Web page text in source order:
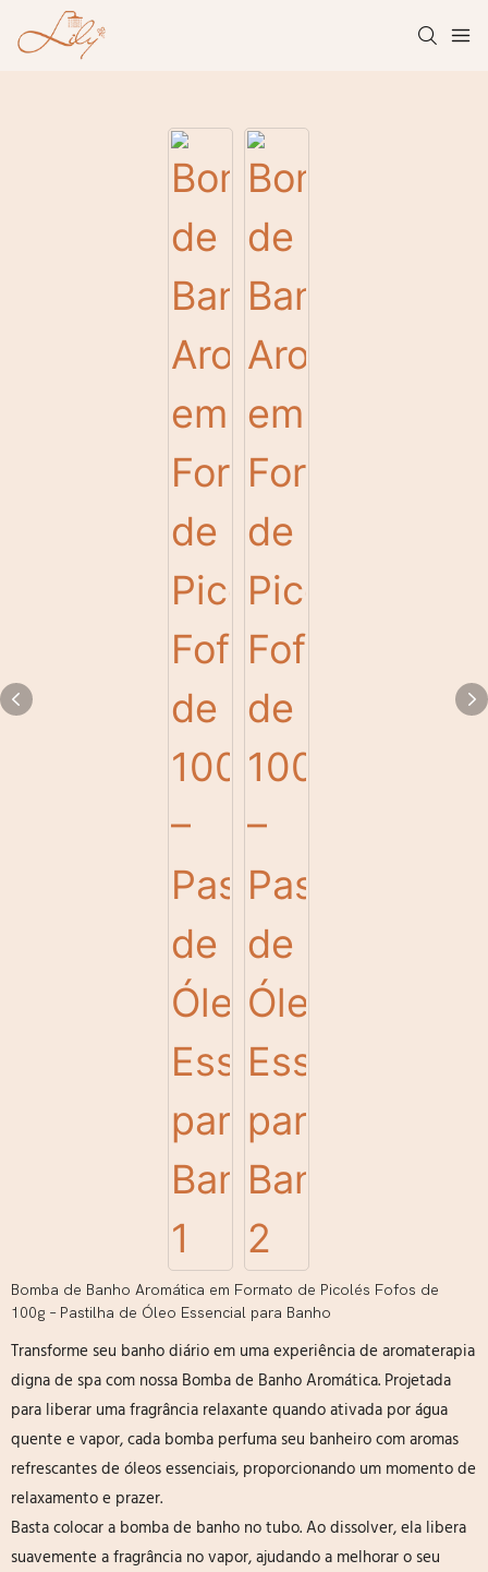
Bomba de Banho Aromática em Formato de Picolés Fofos de
100g – Pastilha de Óleo Essencial para Banho
Transforme seu banho diário em uma experiência de aromaterapia
digna de spa com nossa Bomba de Banho Aromática. Projetada
para liberar uma fragrância relaxante quando ativada por água
quente e vapor, cada bomba perfuma seu banheiro com aromas
refrescantes de óleos essenciais, proporcionando um momento de
relaxamento e prazer.
Basta colocar a bomba de banho no tubo. Ao dissolver, ela libera
suavemente a fragrância no vapor, ajudando a melhorar o seu